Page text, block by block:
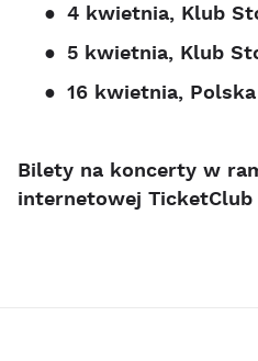
● 4 kwietnia, Klub
● 5 kwietnia, Klub
● 16 kwietnia,
Bilety na koncerty w
internetowej TicketClub